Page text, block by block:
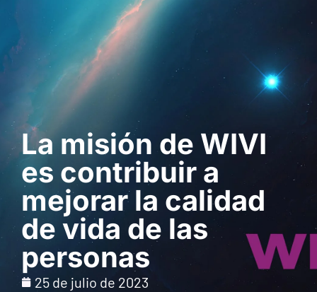
La misión de WIVI
es contribuir a
mejorar la calidad
de vida de las
personas
25 de julio de 2023